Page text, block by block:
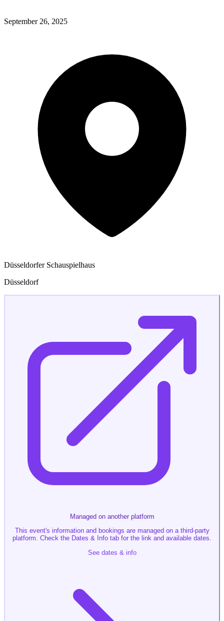
September 26, 2025
Düsseldorfer Schauspielhaus
Düsseldorf
Managed on another platform
This event's information and bookings are managed on a third-party
platform. Check the Dates & Info tab for the link and available dates.
See dates & info